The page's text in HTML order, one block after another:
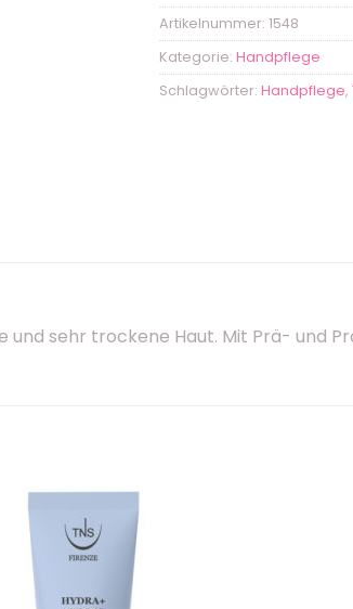
Artikelnummer: 1548
Kategorie: Handpflege
Schlagwörter: Handpflege,
sehr trockene Haut. Mit Prä- und